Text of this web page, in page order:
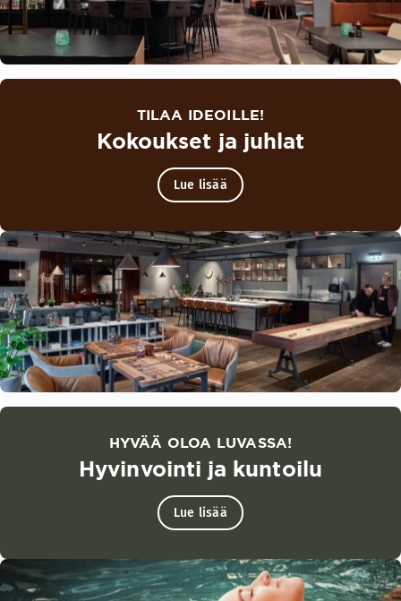
TILAA IDEOILLE!
Kokoukset ja juhlat
Lue lisää
HYVÄÄ OLOA LUVASSA!
Hyvinvointi ja kuntoilu
Lue lisää